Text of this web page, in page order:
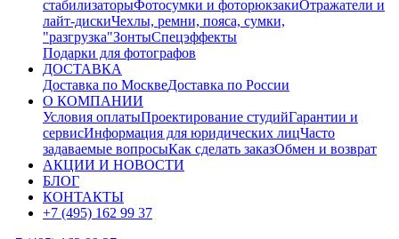
стабилизаторыФотосумки и фоторюкзакиОтражатели и
лайт-дискиЧехлы, ремни, пояса, сумки,
"разгрузка"ЗонтыСпецэффекты
Подарки для фотографов
ДОСТАВКА
Доставка по МосквеДоставка по России
О КОМПАНИИ
Условия оплатыПроектирование студийГарантии и
сервисИнформация для юридических лицЧасто
задаваемые вопросыКак сделать заказОбмен и возврат
АКЦИИ И НОВОСТИ
БЛОГ
КОНТАКТЫ
+7 (495) 162 99 37